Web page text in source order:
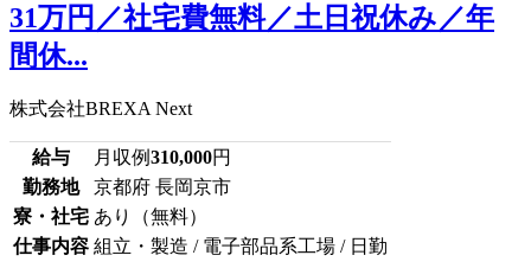
31万円／社宅費無料／土日祝休み／年
間休...
株式会社BREXA Next
給与 月収例310,000円
勤務地
京都府 長岡京市
寮・社宅 あり（無料）
仕事内容 組立・製造 / 電子部品系工場 / 日勤